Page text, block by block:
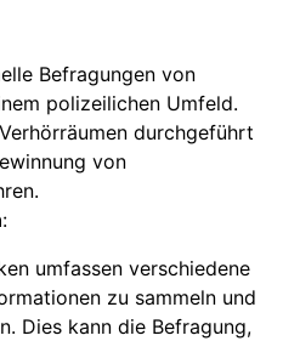
Befragungen von
polizeilichen Umfeld.
durchgeführt
von
:
umfassen verschiedene
zu sammeln und
Dies kann die Befragung,